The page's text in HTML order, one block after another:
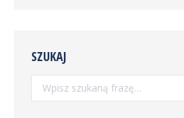
SZUKAJ
Szukaj: